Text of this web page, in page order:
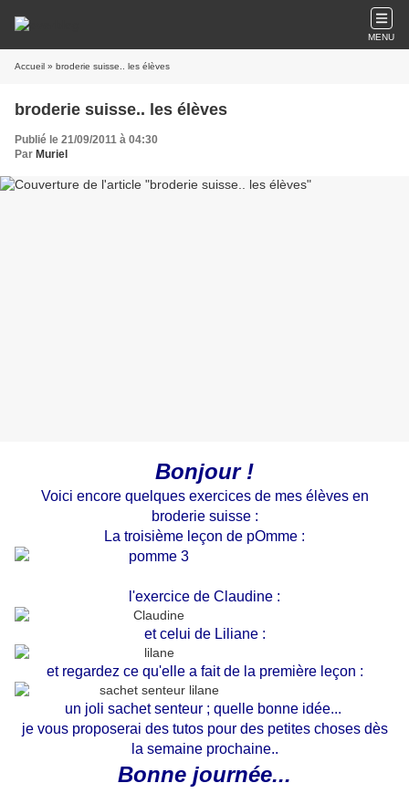
MENU
Accueil » broderie suisse.. les élèves
broderie suisse.. les élèves
Publié le 21/09/2011 à 04:30
Par Muriel
Bonjour !
Voici encore quelques exercices de mes élèves en
broderie suisse :
La troisième leçon de pOmme :
l'exercice de Claudine :
et celui de Liliane :
et regardez ce qu'elle a fait de la première leçon :
un joli sachet senteur ; quelle bonne idée...
je vous proposerai des tutos pour des petites choses dès
la semaine prochaine..
Bonne journée...